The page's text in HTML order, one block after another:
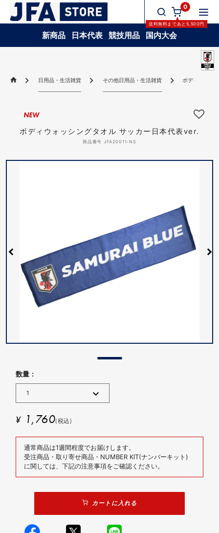
0
送料無料まであと 5,500円
新商品 日本代表 競技用品 国内大会
日用品・生活雑貨 その他日用品・生活雑貨 ボディウォッ
ボディウォッシングタオル サッカー日本代表ver.
商品番号 JFA20011-NS
NEW
数量 :
¥ 1,760(税込)
通常商品は1週間程度でお届けします。
受注商品・取り寄せ商品・NUMBER KIT(ナンバーキット)
に関しては、下記の注意事項をご確認ください。
カートに入れる